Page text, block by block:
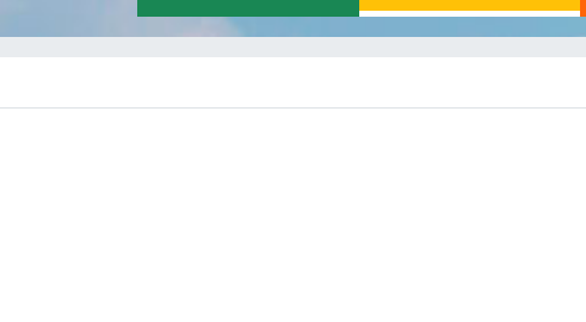
Türkiye'nin Geleceği